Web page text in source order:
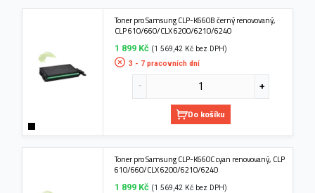
Toner pro Samsung CLP-K660B černý renovovaný,
CLP 610/660/CLX 6200/6210/6240
1 899 Kč (1 569,42 Kč bez DPH)
3 - 7 pracovních dní
Do košíku
Toner pro Samsung CLP-K660C cyan renovovaný, CLP
610/660/CLX 6200/6210/6240
1 899 Kč (1 569,42 Kč bez DPH)